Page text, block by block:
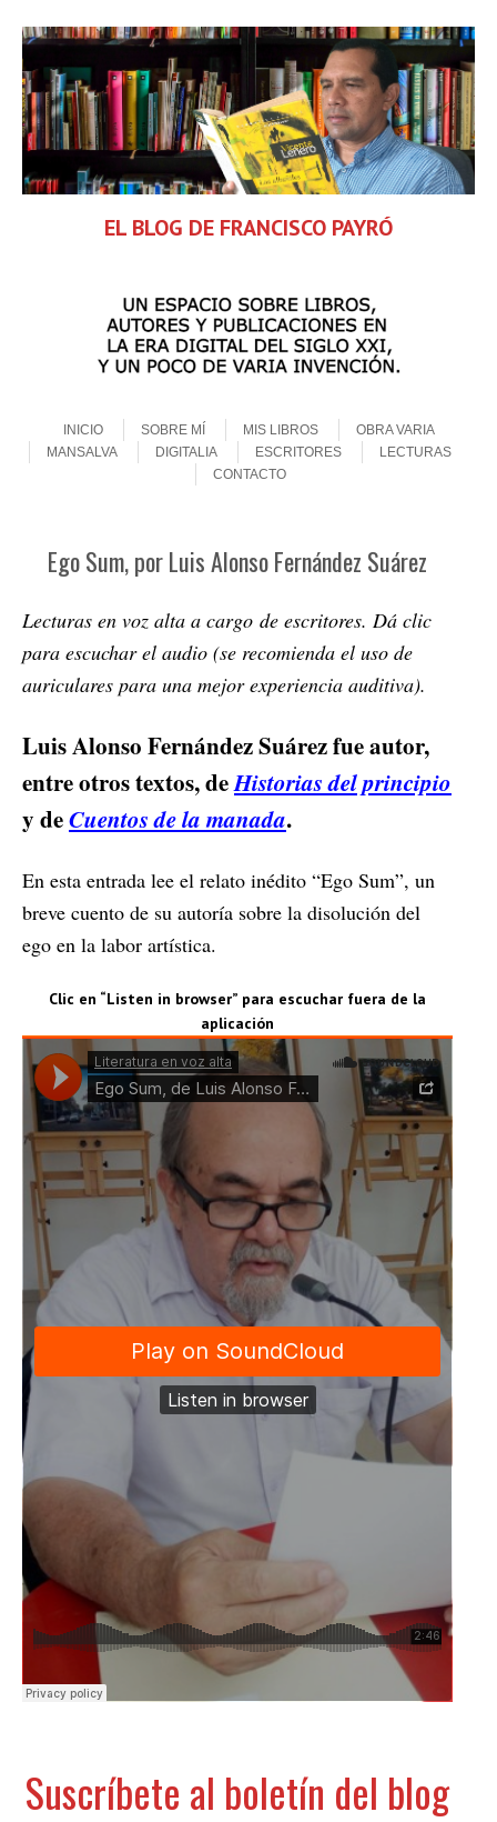
EL BLOG DE FRANCISCO PAYRÓ
MenuINICIO
SOBRE MÍ MIS LIBROS
OBRA VARIA
MANSALVA
DIGITALIA ESCRITORES
LECTURAS
CONTACTO
Ego Sum, por Luis Alonso Fernández Suárez
Lecturas en voz alta a cargo de escritores. Dá clic
para escuchar el audio (se recomienda el uso de
auriculares para una mejor experiencia auditiva).
Luis Alonso Fernández Suárez fue autor,
entre otros textos, deHistorias del principio
y deCuentos de la manada.
En esta entrada lee el relato inédito “Ego Sum”, un
breve cuento de su autoría sobre la disolución del
ego en la labor artística.
Clic en “Listen in browser” para escuchar fuera de la
aplicación
Suscríbete al boletín del blog